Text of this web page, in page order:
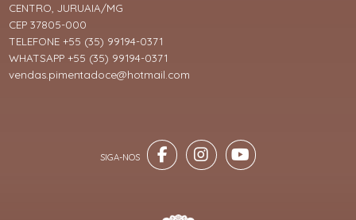
CENTRO, JURUAIA/MG
CEP 37805-000
TELEFONE +55 (35) 99194-0371
WHATSAPP +55 (35) 99194-0371
vendas.pimentadoce@hotmail.com